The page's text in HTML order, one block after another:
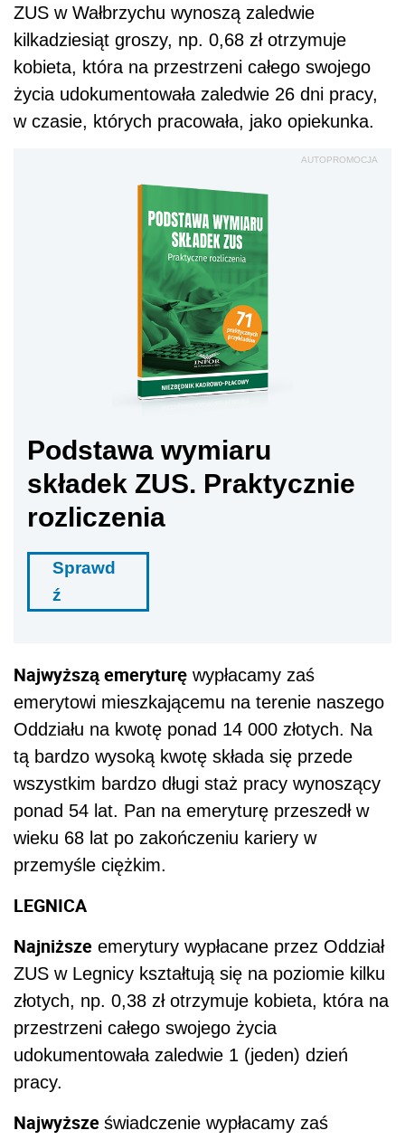
ZUS w Wałbrzychu wynoszą zaledwie
kilkadziesiąt groszy, np. 0,68 złotrzymuje
kobieta, która na przestrzeni całego swojego
życia udokumentowała zaledwie 26 dni pracy,
w czasie, których pracowała, jako opiekunka.
AUTOPROMOCJA
Podstawa wymiaru
składek ZUS. Praktycznie
rozliczenia
Sprawd
ź
Najwyższą emeryturę wypłacamy zaś
emerytowi mieszkającemu na terenie naszego
Oddziału na kwotę ponad 14 000 złotych. Na
tą bardzo wysoką kwotę składa się przede
wszystkim bardzo długi staż pracy wynoszący
ponad 54 lat. Pan na emeryturę przeszedł w
wieku 68 lat po zakończeniu kariery w
przemyśle ciężkim.
LEGNICA
Najniższe emerytury wypłacane przez Oddział
ZUS w Legnicy kształtują się na poziomie kilku
złotych, np. 0,38 zł otrzymuje kobieta, która na
przestrzeni całego swojego życia
udokumentowała zaledwie 1 (jeden) dzień
pracy.
Najwyższe świadczenie wypłacamy zaś